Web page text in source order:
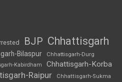
BJP Chhattisgarh
Bilaspur Chhattisgarh-Durg
Kabirdham Chhattisgarh-Korba
Raipur
Chhattisgarh-Sukma